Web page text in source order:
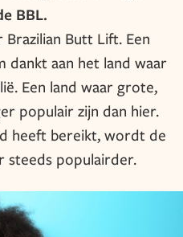
BBL.
Butt Lift. Een
dankt aan het land waar
Een land waar grote,
populair zijn dan hier.
heeft bereikt, wordt de
steeds populairder.